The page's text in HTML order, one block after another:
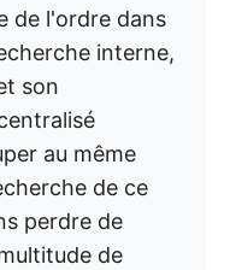
de l'ordre dans
interne,
son
au même
de ce
perdre de
de